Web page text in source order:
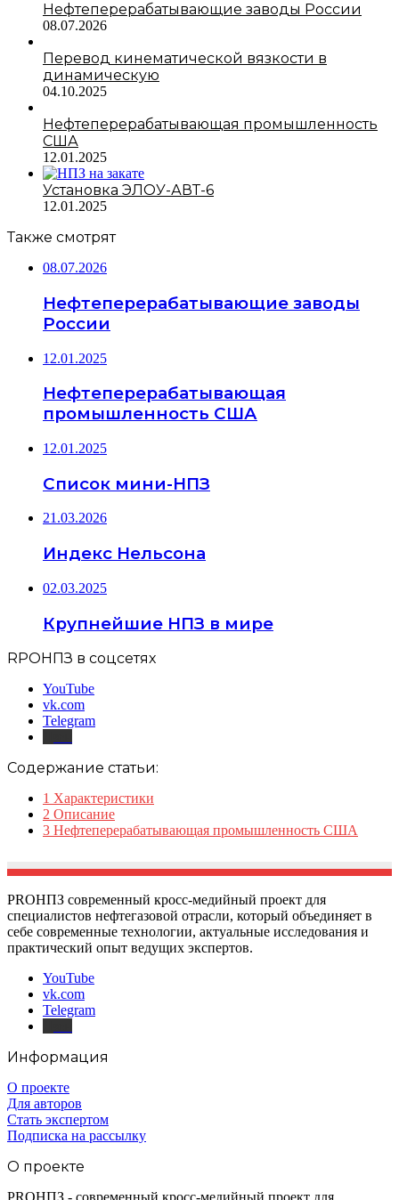
Нефтеперерабатывающие заводы России
08.07.2026
Перевод кинематической вязкости в
динамическую
04.10.2025
Нефтеперерабатывающая промышленность
США
12.01.2025
Установка ЭЛОУ-АВТ-6
12.01.2025
Также смотрят
08.07.2026
Нефтеперерабатывающие заводы
России
12.01.2025
Нефтеперерабатывающая
промышленность США
12.01.2025
Список мини-НПЗ
21.03.2026
Индекс Нельсона
02.03.2025
Крупнейшие НПЗ в мире
RPOНПЗ в соцсетях
YouTube
vk.com
Telegram
Содержание статьи:
1 Характеристики
2 Описание
3 Нефтеперерабатывающая промышленность США
PROНПЗ современный кросс-медийный проект для
специалистов нефтегазовой отрасли, который объединяет в
себе современные технологии, актуальные исследования и
практический опыт ведущих экспертов.
YouTube
vk.com
Telegram
Информация
О проекте
Для авторов
Стать экспертом
Подписка на рассылку
О проекте